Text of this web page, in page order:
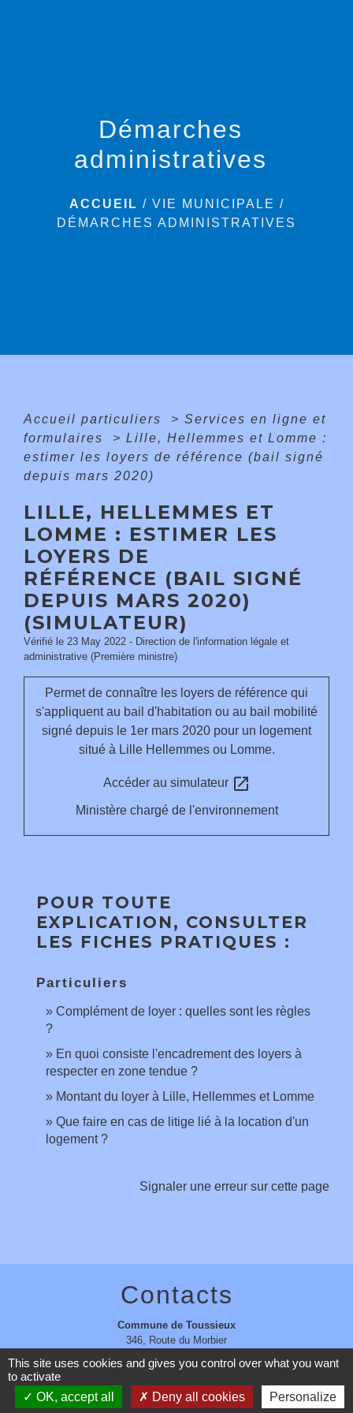
Démarches
administratives
ACCUEIL / VIE MUNICIPALE /
DÉMARCHES ADMINISTRATIVES
Accueil particuliers > Services en ligne et
formulaires
> Lille, Hellemmes et Lomme :
estimer les loyers de référence (bail signé
depuis mars 2020)
LILLE, HELLEMMES ET
LOMME : ESTIMER LES
LOYERS DE
RÉFÉRENCE (BAIL SIGNÉ
DEPUIS MARS 2020)
(SIMULATEUR)
Vérifié le 23 May 2022 - Direction de l'information légale et
administrative (Première ministre)
Permet de connaître les loyers de référence qui
s'appliquent au bail d'habitation ou au bail mobilité
signé depuis le 1er mars 2020 pour un logement
situé à Lille Hellemmes ou Lomme.
Accéder au simulateur open_in_new
Ministère chargé de l'environnement
POUR TOUTE
EXPLICATION, CONSULTER
LES FICHES PRATIQUES :
Particuliers
Complément de loyer : quelles sont les règles
?
En quoi consiste l'encadrement des loyers à
respecter en zone tendue ?
Montant du loyer à Lille, Hellemmes et Lomme
Que faire en cas de litige lié à la location d'un
logement ?
Signaler une erreur sur cette page
Contacts
Commune de Toussieux
346, Route du Morbier
+33 4 74 00 19 03
Contact par formulaire
This site uses cookies and gives you control over what you want
to activate
OK, accept all
Deny all cookies Personalize